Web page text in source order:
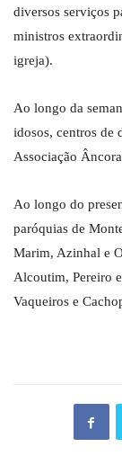
diversos serviços
ministros
igreja).
Ao longo da
idosos, centros de
Associação
Ao longo do
paróquias de
Marim, Azinhal e
Alcoutim, Pereiro
Vaqueiros e